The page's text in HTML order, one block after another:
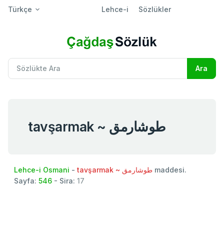
Türkçe Lehce-i Sözlükler
tavşarmak ~ طوشارمق
Lehce-i Osmani - tavşarmak ~ طوشارمق maddesi.
Sayfa: 546 - Sira: 17